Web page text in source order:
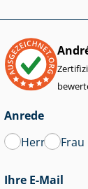
Anrede
Herr
Frau
Ihre E-Mail